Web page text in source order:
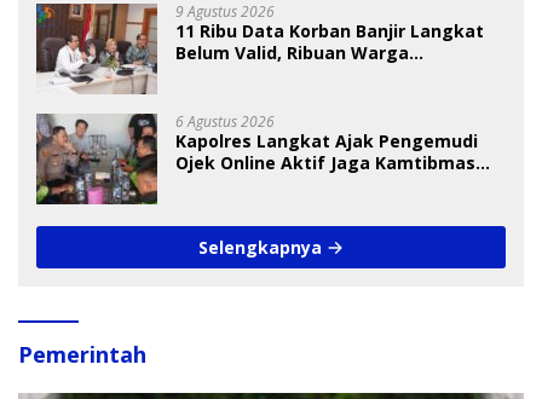
9 Agustus 2026
11 Ribu Data Korban Banjir Langkat
Belum Valid, Ribuan Warga
6 Agustus 2026
Kapolres Langkat Ajak Pengemudi
Ojek Online Aktif Jaga Kamtibmas
Selengkapnya
Pemerintah